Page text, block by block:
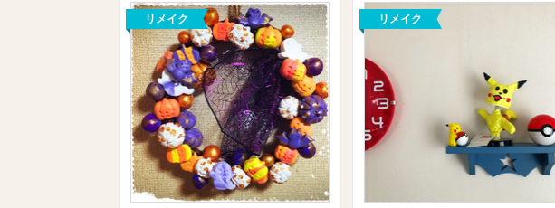
リメイク リメイク